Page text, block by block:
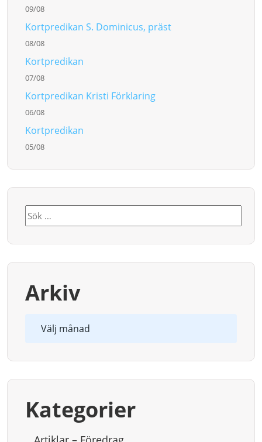
09/08
Kortpredikan S. Dominicus, präst
08/08
Kortpredikan
07/08
Kortpredikan Kristi Förklaring
06/08
Kortpredikan
05/08
Sök
efter:
Arkiv
Kategorier